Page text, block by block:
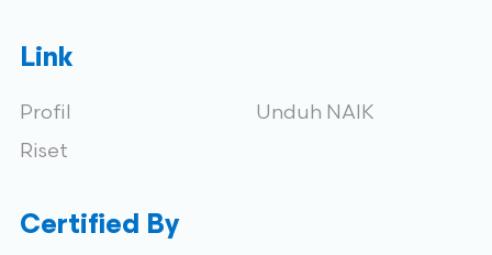
Link
Profil
Riset
Unduh NAIK
Certified By